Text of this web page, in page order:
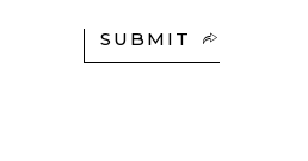
SUBMIT